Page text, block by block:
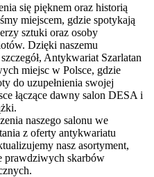
się pięknem oraz historią
miejscem, gdzie spotykają
sztuki oraz osoby
Dzięki naszemu
Antykwariat Szarlatan
miejsc w Polsce, gdzie
do uzupełnienia swojej
łączące dawny salon DESA i
naszego salonu we
z oferty antykwariatu
nasz asortyment,
prawdziwych skarbów